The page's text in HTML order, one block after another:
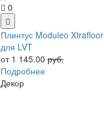
0
Плинтус Moduleo Xtrafloor
для LVT
от 1 145.00руб.
Подробнее
Декор